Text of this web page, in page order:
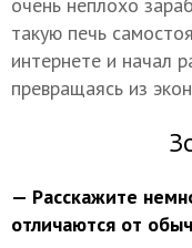
такую печь
интернете и начал
превращаясь из
— Расскажите
отличаются от